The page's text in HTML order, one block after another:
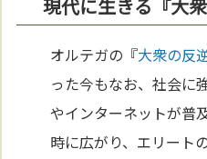
現代に生きる『大衆
オルテガの『大衆の反
った今もなお、社会に
やインターネットが普
時に広がり、エリート